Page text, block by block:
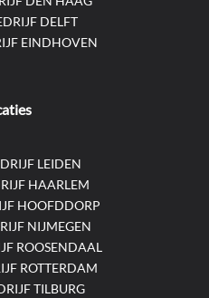
DELFT
EINDHOVEN
LEIDEN
HAARLEM
HOOFDDORP
NIJMEGEN
ROOSENDAAL
ROTTERDAM
TILBURG